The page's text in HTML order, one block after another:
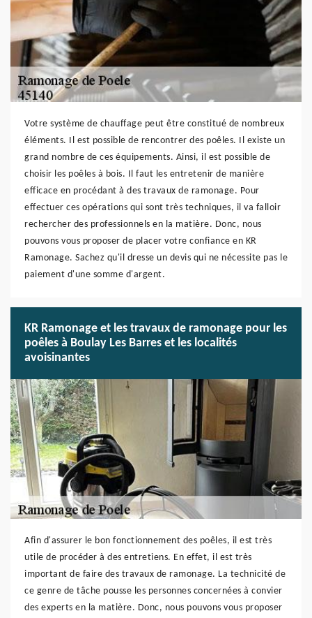
Votre système de chauffage peut être constitué de nombreux
éléments. Il est possible de rencontrer des poêles. Il existe un
grand nombre de ces équipements. Ainsi, il est possible de
choisir les poêles à bois. Il faut les entretenir de manière
efficace en procédant à des travaux de ramonage. Pour
effectuer ces opérations qui sont très techniques, il va falloir
rechercher des professionnels en la matière. Donc, nous
pouvons vous proposer de placer votre confiance en KR
Ramonage. Sachez qu'il dresse un devis qui ne nécessite pas le
paiement d'une somme d'argent.
KR Ramonage et les travaux de ramonage pour les
poêles à Boulay Les Barres et les localités
avoisinantes
Afin d'assurer le bon fonctionnement des poêles, il est très
utile de procéder à des entretiens. En effet, il est très
important de faire des travaux de ramonage. La technicité de
ce genre de tâche pousse les personnes concernées à convier
des experts en la matière. Donc, nous pouvons vous proposer